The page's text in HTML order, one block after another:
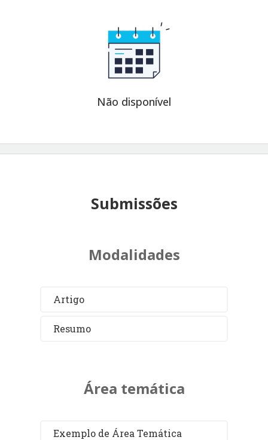
Não disponível
Submissões
Modalidades
Artigo
Resumo
Área temática
Exemplo de Área Temática